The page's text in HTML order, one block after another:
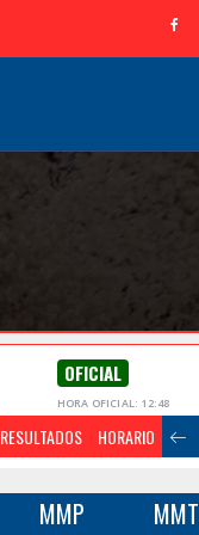
OFICIAL
HORA OFICIAL: 12:48
RESULTADOS HORARIO
MMP MMT